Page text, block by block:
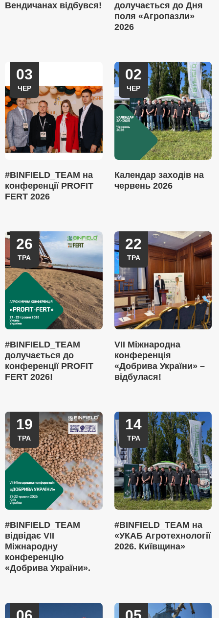
Вендичанах відбувся!
долучається до Дня
поля «Агропазли»
2026
03
ЧЕР
#BINFIELD_TEAM на
конференції PROFIT
FERT 2026
02
ЧЕР
Календар заходів на
червень 2026
26
ТРА
#BINFIELD_TEAM
долучається до
конференції PROFIT
FERT 2026!
22
ТРА
VII Міжнародна
конференція
«Добрива України» –
відбулася!
19
ТРА
#BINFIELD_TEAM
відвідає VII
Міжнародну
конференцію
«Добрива України».
14
ТРА
#BINFIELD_TEAM на
«УКАБ Агротехнології
2026. Київщина»